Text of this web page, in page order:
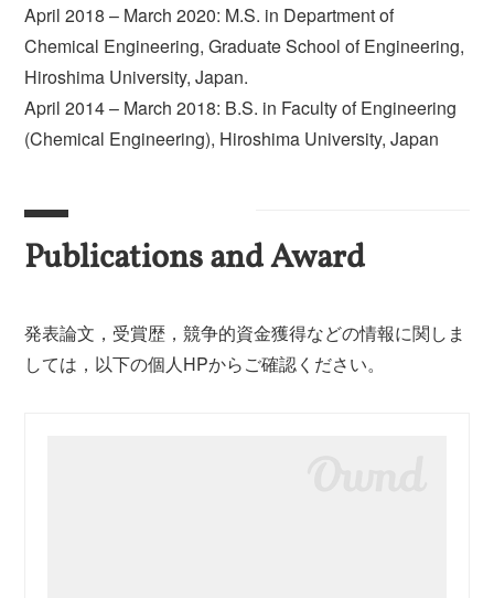
April 2018 – March 2020: M.S. in Department of
Chemical Engineering, Graduate School of Engineering,
Hiroshima University, Japan.
April 2014 – March 2018: B.S. in Faculty of Engineering
(Chemical Engineering), Hiroshima University, Japan
Publications and Award
発表論文，受賞歴，競争的資金獲得などの情報に関しま
しては，以下の個人HPからご確認ください。